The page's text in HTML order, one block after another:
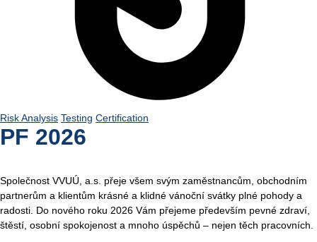
Risk Analysis Testing Certification
PF 2026
Společnost VVUÚ, a.s. přeje všem svým zaměstnancům, obchodním
partnerům a klientům krásné a klidné vánoční svátky plné pohody a
radosti. Do nového roku 2026 Vám přejeme především pevné zdraví,
štěstí, osobní spokojenost a mnoho úspěchů – nejen těch pracovních.